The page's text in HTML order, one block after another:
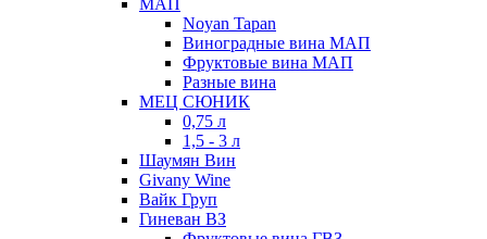
МАП
Noyan Tapan
Виноградные вина МАП
Фруктовые вина МАП
Разные вина
МЕЦ СЮНИК
0,75 л
1,5 - 3 л
Шаумян Вин
Givany Wine
Вайк Груп
Гиневан ВЗ